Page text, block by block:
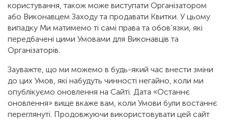
користування, також може виступати Організатором
або Виконавцем Заходу та продавати Квитки. У цьому
випадку Ми матимемо ті самі права та обов’язки, які
передбачені цими Умовами для Виконавців та
Організаторів.
Зауважте, що ми можемо в будь-який час внести зміни
до цих Умов, які набудуть чинності негайно, коли ми
опублікуємо оновлення на Сайті. Дата «Останнє
оновлення» вище вкаже вам, коли Умови були востаннє
переглянуті. Продовжуючи використовувати цей сайт